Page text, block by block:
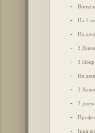
-
- На 1
- На
- З Днем
- З
- На
- З
- З днем
-
- Інші